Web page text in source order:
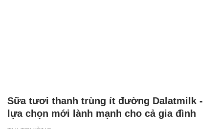
Sữa tươi thanh trùng ít đường Dalatmilk -
lựa chọn mới lành mạnh cho cả gia đình